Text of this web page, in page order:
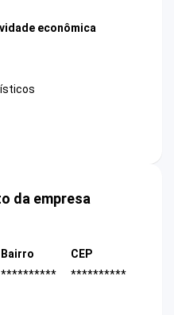
econômica
da empresa
Bairro
**********
CEP
**********